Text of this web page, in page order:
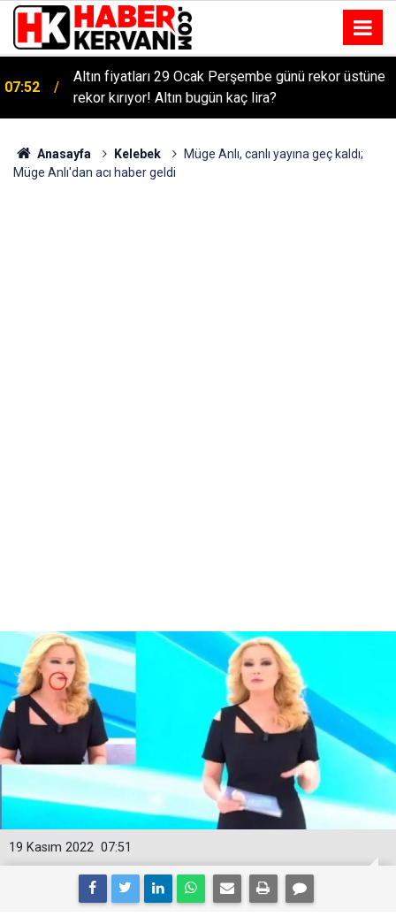
07:52
Altın fiyatları 29 Ocak Perşembe günü rekor üstüne
rekor kırıyor! Altın bugün kaç lira?
Anasayfa Kelebek
Müge Anlı, canlı yayına geç kaldı;
Müge Anlı'dan acı haber geldi
07:51
19 Kasım 2022